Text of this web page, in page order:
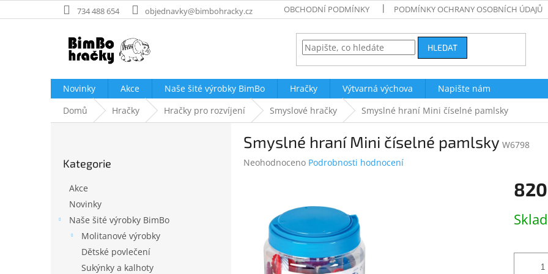
na
734 488 654 objednavky@bimbohracky.cz OBCHODNÍ PODMÍNKY PODMÍNKY OCHRANY OSOBNÍCH ÚDAJŮ
HLEDAT
Novinky Akce Naše šité výrobky BimBo Hračky Výtvarná výchova
Napište nám
Domů
Hračky Hračky pro rozvíjení Smyslové hračky Smyslné hraní Mini číselné pamlsky
kategorie
Kategorie
Akce
Novinky
Naše šité výrobky BimBo
Molitanové výrobky
Dětské povlečení
Sukýnky a kalhoty
Smyslné hraní Mini číselné pamlsky W6798
Průměrné
hvězdiček.
Neohodnoceno Podrobnosti hodnocení
cena: